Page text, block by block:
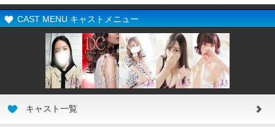
CAST MENU キャストメニュー
キャスト一覧